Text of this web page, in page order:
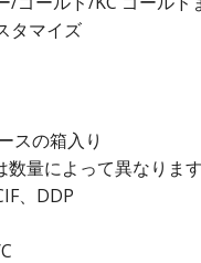
タマイズ
スの箱入り
数量によって異なります
、DDP